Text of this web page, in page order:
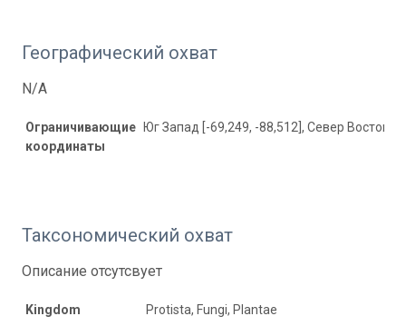
Географический охват
N/A
Ограничивающие
координаты
Юг Запад [-69,249, -88,512], Север Восток
Таксономический охват
Описание отсутсвует
Kingdom Protista, Fungi, Plantae